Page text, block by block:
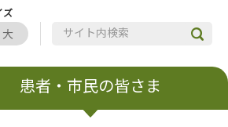
サイト内検索
大
患者・市民の皆さま